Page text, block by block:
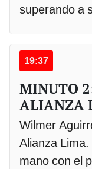
superando a
19:37
MINUTO
ALIANZA
Wilmer
Alianza
mano con el